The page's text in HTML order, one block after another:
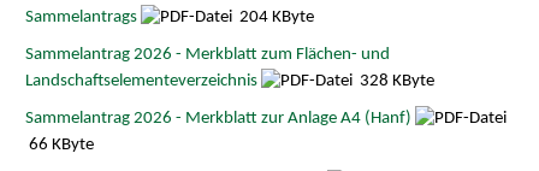
Sammelantrags
204 KByte
Sammelantrag 2026 - Merkblatt zum Flächen- und
Landschaftselementeverzeichnis
328 KByte
Sammelantrag 2026 - Merkblatt zur Anlage A4 (Hanf)
66 KByte